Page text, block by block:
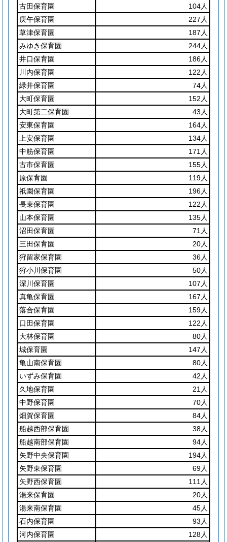
古田保育園
104人
庚午保育園
227人
草津保育園
187人
みゆき保育園
244人
井口保育園
186人
川内保育園
122人
緑井保育園
74人
大町保育園
152人
大町第二保育園
43人
安東保育園
164人
上安保育園
134人
中筋保育園
171人
古市保育園
155人
原保育園
119人
祇園保育園
196人
長束保育園
122人
山本保育園
135人
沼田保育園
71人
三田保育園
20人
狩留家保育園
36人
狩小川保育園
50人
深川保育園
107人
真亀保育園
167人
落合保育園
159人
口田保育園
122人
大林保育園
80人
城保育園
147人
亀山南保育園
80人
いずみ保育園
42人
久地保育園
21人
中野保育園
70人
畑賀保育園
84人
船越西部保育園
38人
船越南部保育園
94人
矢野中央保育園
194人
矢野東保育園
69人
矢野西保育園
111人
湯来保育園
20人
湯来南保育園
45人
石内保育園
93人
河内保育園
128人